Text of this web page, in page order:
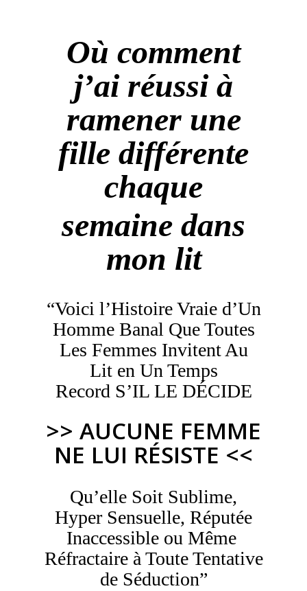
Où comment
j’ai réussi à
ramener une
fille différente
chaque
semaine dans
mon lit
“Voici l’Histoire Vraie d’Un
Homme Banal Que Toutes
Les Femmes Invitent Au
Lit en Un Temps
Record S’IL LE DÉCIDE
>> AUCUNE FEMME
NE LUI RÉSISTE <<
Qu’elle Soit Sublime,
Hyper Sensuelle, Réputée
Inaccessible ou Même
Réfractaire à Toute Tentative
de Séduction”